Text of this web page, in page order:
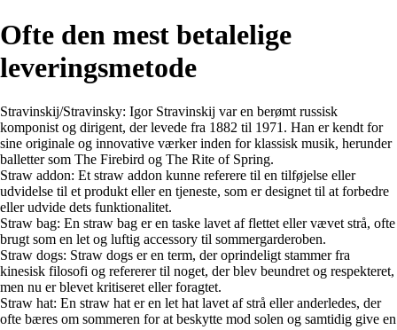
Ofte den mest betalelige
leveringsmetode
Stravinskij/Stravinsky: Igor Stravinskij var en berømt russisk
komponist og dirigent, der levede fra 1882 til 1971. Han er kendt for
sine originale og innovative værker inden for klassisk musik, herunder
balletter som The Firebird og The Rite of Spring.
Straw addon: Et straw addon kunne referere til en tilføjelse eller
udvidelse til et produkt eller en tjeneste, som er designet til at forbedre
eller udvide dets funktionalitet.
Straw bag: En straw bag er en taske lavet af flettet eller vævet strå, ofte
brugt som en let og luftig accessory til sommergarderoben.
Straw dogs: Straw dogs er en term, der oprindeligt stammer fra
kinesisk filosofi og refererer til noget, der blev beundret og respekteret,
men nu er blevet kritiseret eller foragtet.
Straw hat: En straw hat er en let hat lavet af strå eller anderledes, der
ofte bæres om sommeren for at beskytte mod solen og samtidig give en